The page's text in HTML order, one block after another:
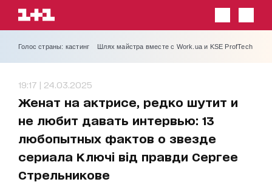
Голос страны: кастинг Шлях майстра вместе с Work.ua и KSE ProfTech
19:17 | 24.03.2025
Женат на актрисе, редко шутит и
не любит давать интервью: 13
любопытных фактов о звезде
сериала Ключі від правди Сергее
Стрельникове